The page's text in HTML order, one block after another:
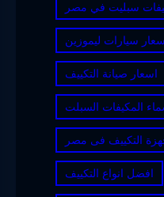
سبليت في مصر
سيارات ليموزين
اسعار صيانة التكييف
المكيفات السبلت
التكييف فى مصر
افضل انواع التكييف